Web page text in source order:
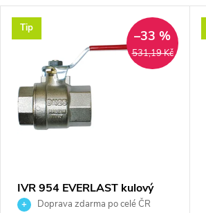
Tip
531,19 Kč
–33 %
IVR 954 EVERLAST kulový
kohout FF1", závitový,
Doprava zdarma po celé ČR